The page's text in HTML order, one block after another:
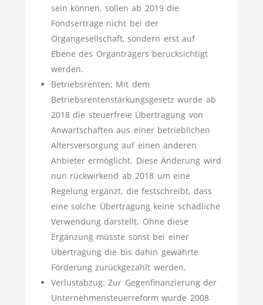
sein können, sollen ab 2019 die
Fondserträge nicht bei der
Organgesellschaft, sondern erst auf
Ebene des Organträgers berücksichtigt
werden.
Betriebsrenten: Mit dem
Betriebsrentenstärkungsgesetz wurde ab
2018 die steuerfreie Übertragung von
Anwartschaften aus einer betrieblichen
Altersversorgung auf einen anderen
Anbieter ermöglicht. Diese Änderung wird
nun rückwirkend ab 2018 um eine
Regelung ergänzt, die festschreibt, dass
eine solche Übertragung keine schädliche
Verwendung darstellt. Ohne diese
Ergänzung müsste sonst bei einer
Übertragung die bis dahin gewährte
Förderung zurückgezahlt werden.
Verlustabzug: Zur Gegenfinanzierung der
Unternehmensteuerreform wurde 2008